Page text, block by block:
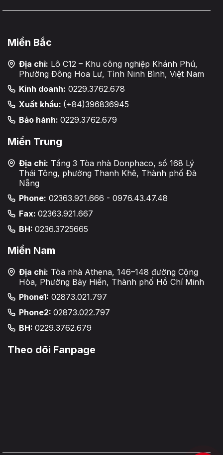
Miền Bắc
Địa chỉ: Lô C12 – Khu công nghiệp Khánh Phú,
Phường Đông Hoa Lư, Tỉnh Ninh Bình, Việt Nam
Kinh doanh: 0229.3762.678
Xuất khẩu: (+84)396836945
Bảo hành: 0229.3762.679
Miền Trung
Địa chỉ: Tầng 3 Tòa nhà Donphaco, số 168 Lý
Thái Tông, phường Thanh Khê, Thành phố Đà
Nẵng
Phone: 02363.921.666 - 0976.43.47.48
Fax: 02363.921.667
BH: 0236.3725665
Miền Nam
Địa chỉ: Tòa nhà Athena, 146–148 đường Cộng
Hòa, Phường Bảy Hiền, Thành phố Hồ Chí Minh
Phone1: 02873.021.797
Phone2: 02873.022.797
BH: 0229.3762.679
Theo dõi Fanpage